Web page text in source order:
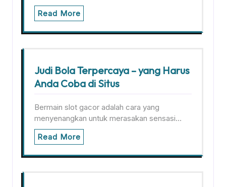
Read More
Judi Bola Terpercaya – yang Harus
Anda Coba di Situs
Bermain slot gacor adalah cara yang
menyenangkan untuk merasakan sensasi…
Read More